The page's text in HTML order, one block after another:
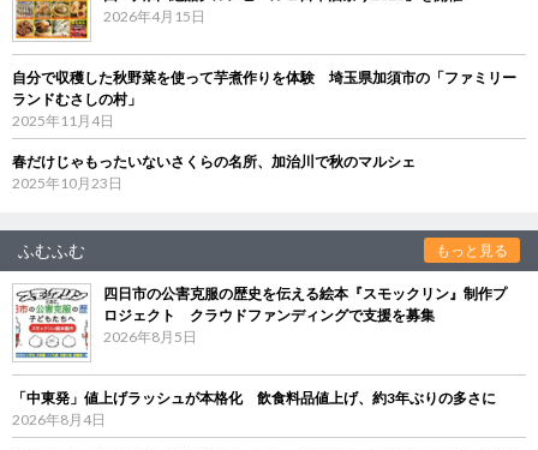
2026年4月15日
自分で収穫した秋野菜を使って芋煮作りを体験 埼玉県加須市の「ファミリー
ランドむさしの村」
2025年11月4日
春だけじゃもったいないさくらの名所、加治川で秋のマルシェ
2025年10月23日
ふむふむ もっと見る
四日市の公害克服の歴史を伝える絵本『スモックリン』制作プ
ロジェクト クラウドファンディングで支援を募集
2026年8月5日
「中東発」値上げラッシュが本格化 飲食料品値上げ、約3年ぶりの多さに
2026年8月4日